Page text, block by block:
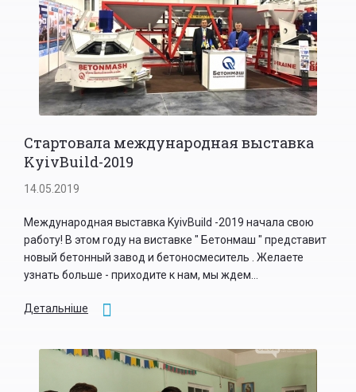
Стартовала международная выставка
KyivBuild-2019
14.05.2019
Международная выставка KyivBuild -2019 начала свою
работу! В этом году на виставке " Бетонмаш " представит
новый бетонный завод и бетоносмеситель . Желаете
узнать больше - приходите к нам, мы ждем...
Детальніше